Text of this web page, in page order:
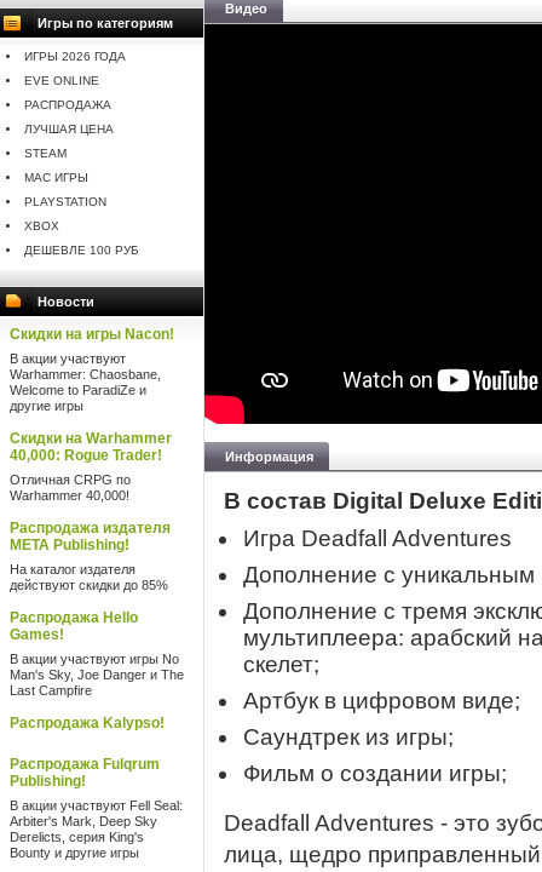
Игры по категориям
ИГРЫ 2026 ГОДА
EVE ONLINE
РАСПРОДАЖА
ЛУЧШАЯ ЦЕНА
STEAM
MAC ИГРЫ
PLAYSTATION
XBOX
ДЕШЕВЛЕ 100 РУБ
Новости
Скидки на игры Nacon!
В акции участвуют
Warhammer: Chaosbane,
Welcome to ParadiZe и
другие игры
Скидки на Warhammer
40,000: Rogue Trader!
Отличная CRPG по
Warhammer 40,000!
Распродажа издателя
META Publishing!
На каталог издателя
действуют скидки до 85%
Распродажа Hello
Games!
В акции участвуют игры No
Man's Sky, Joe Danger и The
Last Campfire
Распродажа Kalypso!
Распродажа Fulqrum
Publishing!
В акции участвуют Fell Seal:
Arbiter's Mark, Deep Sky
Derelicts, серия King's
Bounty и другие игры
Видео
Информация
В состав Digital Deluxe
Игра Deadfall Adventures
Дополнение с
Дополнение с тремя
мультиплеера: арабский
скелет;
Артбук в цифровом виде;
Саундтрек из игры;
Фильм о создании игры;
Deadfall Adventures - это
лица, щедро